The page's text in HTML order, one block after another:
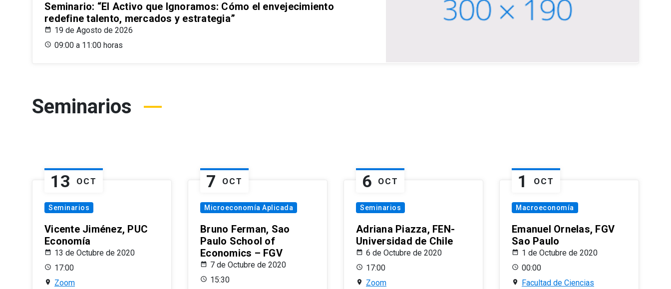
Seminario: “El Activo que Ignoramos: Cómo el envejecimiento
redefine talento, mercados y estrategia”
19 de Agosto de 2026
09:00 a 11:00 horas
Seminarios
13 OCT
Seminarios
Vicente Jiménez, PUC
Economía
13 de Octubre de 2020
17:00
Zoom
7 OCT
Microeconomía Aplicada
Bruno Ferman, Sao
Paulo School of
Economics – FGV
7 de Octubre de 2020
15:30
6 OCT
Seminarios
Adriana Piazza, FEN-
Universidad de Chile
6 de Octubre de 2020
17:00
Zoom
1 OCT
Macroeconomía
Emanuel Ornelas, FGV
Sao Paulo
1 de Octubre de 2020
00:00
Facultad de Ciencias